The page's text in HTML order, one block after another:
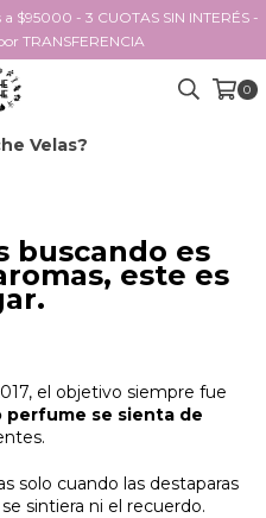
$95000 - 3 CUOTAS SIN INTERÉS -
TRANSFERENCIA
0
Velas?
buscando es
este es
el objetivo siempre fue
perfume se sienta de
solo cuando las destaparas
sintiera ni el recuerdo.